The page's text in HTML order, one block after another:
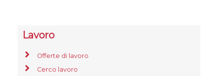
Lavoro
Offerte di lavoro
Cerco lavoro